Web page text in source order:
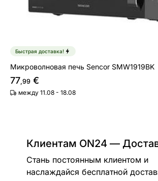
Быстрая доставка!
Микроволновая печь Sencor SMW1919BK
77,99 €
между 11.08 - 18.08
Клиентам ON24 —
Стань постоянным клиентом и
наслаждайся бесплатной